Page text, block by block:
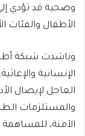
وصحية قد تؤدي
الأطفال والفئات
وناشدت شبكة
الإنسانية
العاجل لإيصال
والمستلزمات
الآمنة،